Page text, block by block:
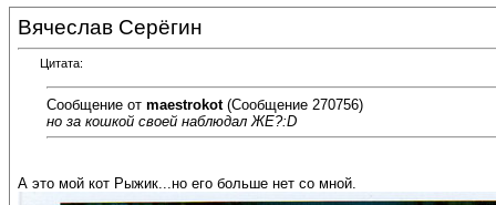
Вячеслав Серёгин
Цитата:
Сообщение от maestrokot(Сообщение 270756)
но за кошкой своей наблюдал ЖЕ?:D
А это мой кот Рыжик...но его больше нет со мной.